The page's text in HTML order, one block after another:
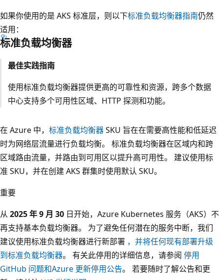
如果你使用的是 AKS 标准层，则以下标准负载均衡器指南仍然
适用：
标准负载均衡器
最佳实践指南
使用标准负载均衡器提供更高的可靠性和资源，跨多个数据
中心支持多个可用性区域、HTTP 探测和功能。
在 Azure 中， 标准负载均衡器SKU 旨在在需要高性能和低延迟
时为网络层流量进行负载均衡。 标准负载均衡器在区域内和跨
区域路由流量，并路由到可用区以提升高可用性。 建议使用标
准 SKU，并在创建 AKS 群集时使用默认 SKU。
重要
从 2025 年 9 月 30 日开始，Azure Kubernetes 服务（AKS）不
再支持基本负载均衡器。 为了避免任何潜在的服务中断，我们
建议使用标准负载均衡器进行新部署 ，并将任何现有部署升级
到标准负载均衡器。 有关此停用的详细信息，请参阅 停用
GitHub 问题和Azure 更新停用公告。 若要随时了解公告和更